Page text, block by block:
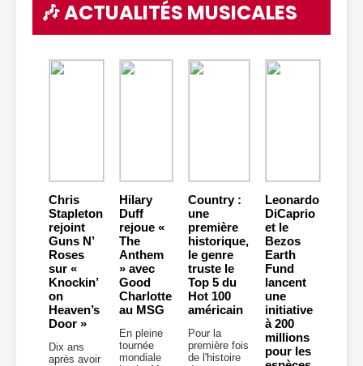
🎶 ACTUALITÉS MUSICALES
Chris
Stapleton
rejoint
Guns N’
Roses
sur «
Knockin’
on
Heaven’s
Door »
Dix ans
après avoir
Hilary
Duff
rejoue «
The
Anthem
» avec
Good
Charlotte
au MSG
En pleine
tournée
mondiale
Country :
une
première
historique,
le genre
truste le
Top 5 du
Hot 100
américain
Pour la
première fois
de l'histoire
Leonardo
DiCaprio
et le
Bezos
Earth
Fund
lancent
une
initiative
à 200
millions
pour les